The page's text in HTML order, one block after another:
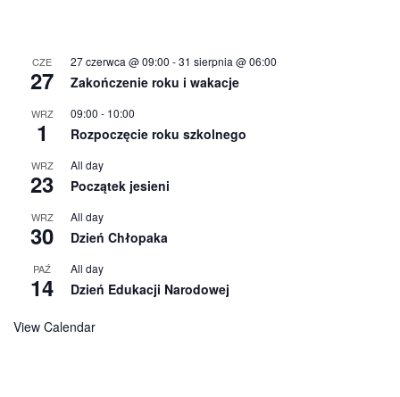
CZE
27
27 czerwca @ 09:00 -31 sierpnia @ 06:00
Zakończenie roku i wakacje
WRZ
1
09:00 - 10:00
Rozpoczęcie roku szkolnego
WRZ
23
All day
Początek jesieni
WRZ
30
All day
Dzień Chłopaka
PAŹ
14
All day
Dzień Edukacji Narodowej
View Calendar